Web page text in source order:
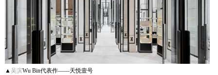
▲吴滨Wu Bin代表作——天悦壹号